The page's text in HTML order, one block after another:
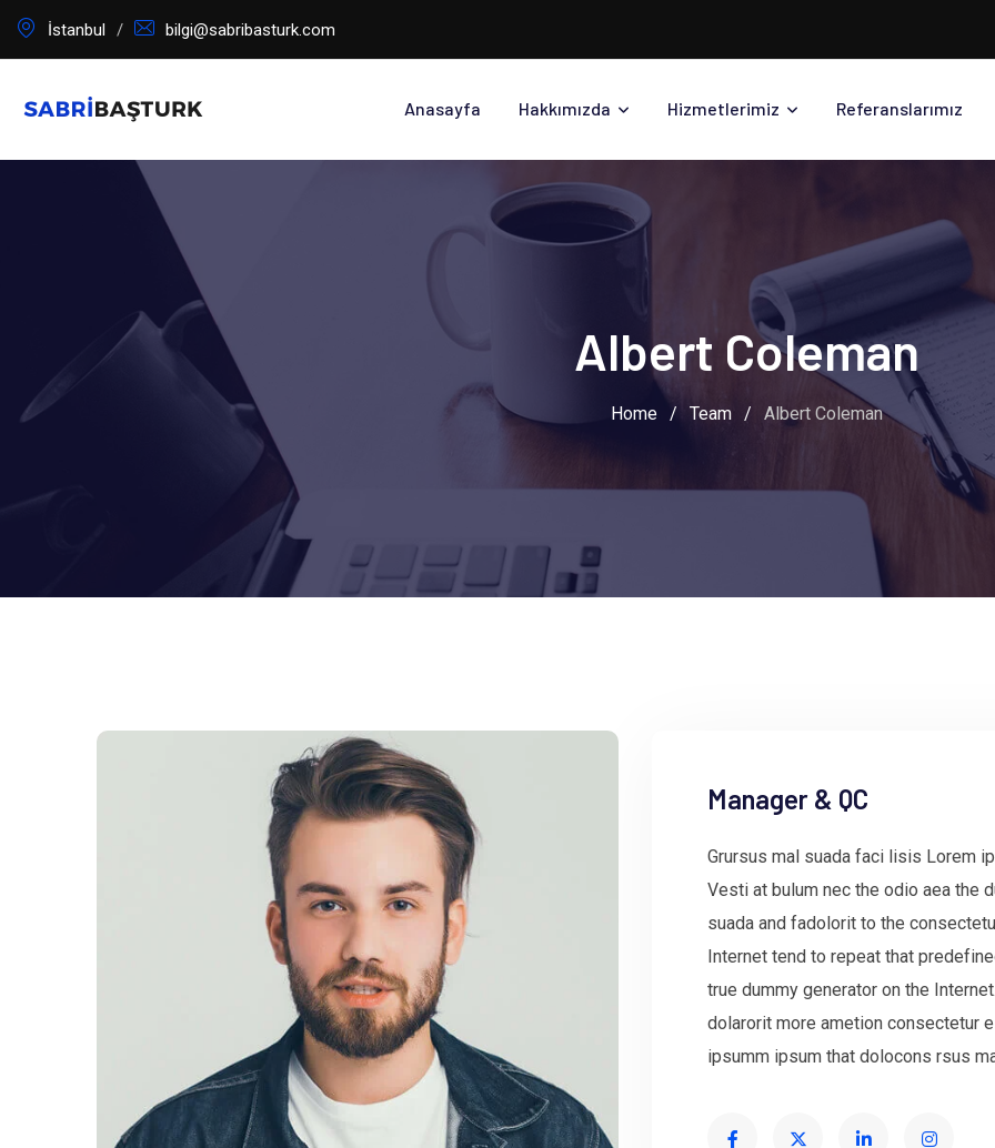
İçeriğe
İstanbul bilgi@sabribasturk.com
Anasayfa Hakkımızda Hizmetlerimiz Referanslarımız
Albert Coleman
Home / Team / Albert Coleman
Manager & QC
Grursus mal suada faci lisis Lorem
Vesti at bulum nec the odio aea the
suada and fadolorit to the
Internet tend to repeat that
true dummy generator on the
dolarorit more ametion consectetur
ipsumm ipsum that dolocons rsus